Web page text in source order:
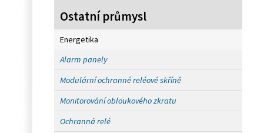
Ostatní průmysl
Energetika
Alarm panely
Modulární ochranné reléové skříně
Monitorování obloukového zkratu
Ochranná relé